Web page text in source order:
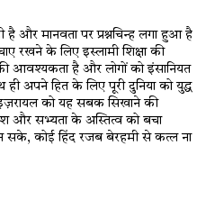
और मानवता पर प्रश्नचिन्ह लगा हुआ है
रखने के लिए इस्लामी शिक्षा की
है और लोगों को इंसानियत
अपने हित के लिए पूरी दुनिया को युद्ध
को यह सबक सिखाने की
और सभ्यता के अस्तित्व को बचा
सके, कोई हिंद रजब बेरहमी से कत्ल ना